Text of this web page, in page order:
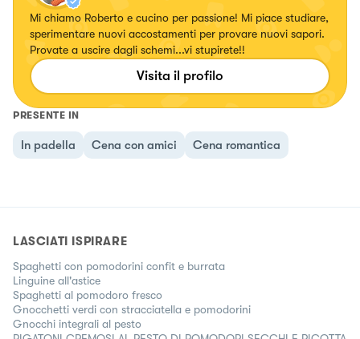
Mi chiamo Roberto e cucino per passione! Mi piace studiare,
sperimentare nuovi accostamenti per provare nuovi sapori.
Provate a uscire dagli schemi...vi stupirete!!
Visita il profilo
PRESENTE IN
In padella Cena con amici Cena romantica
LASCIATI ISPIRARE
Spaghetti con pomodorini confit e burrata
Linguine all'astice
Spaghetti al pomodoro fresco
Gnocchetti verdi con stracciatella e pomodorini
Gnocchi integrali al pesto